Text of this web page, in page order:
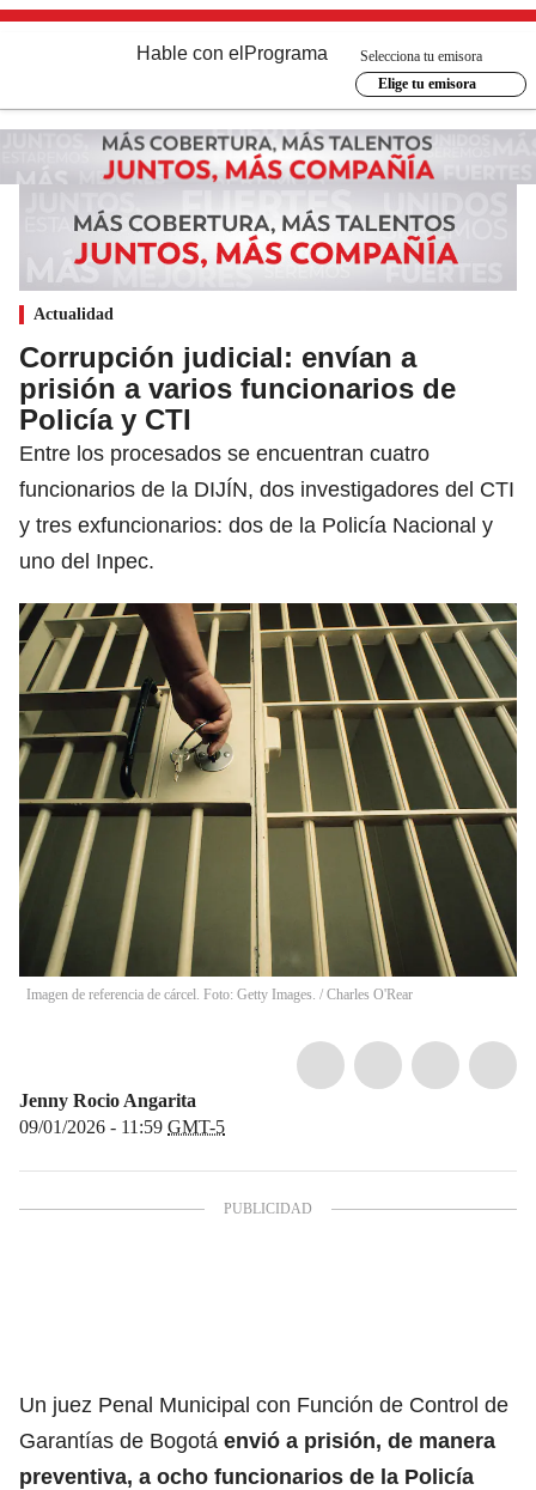
Hable con el Programa
Selecciona tu emisora
Elige tu emisora
Actualidad
Corrupción judicial: envían a
prisión a varios funcionarios de
Policía y CTI
Entre los procesados se encuentran cuatro
funcionarios de la DIJÍN, dos investigadores del CTI
y tres exfuncionarios: dos de la Policía Nacional y
uno del Inpec.
Imagen de referencia de cárcel. Foto: Getty Images. / Charles O'Rear
Jenny Rocio Angarita
09/01/2026 - 11:59 GMT-5
Un juez Penal Municipal con Función de Control de
Garantías de Bogotá envió a prisión, de manera
preventiva, a ocho funcionarios de la Policía